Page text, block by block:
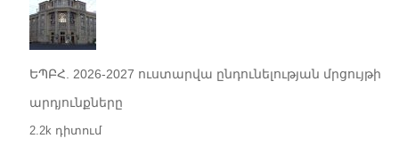
ԵՊԲՀ. 2026-2027 ուստարվա ընդունելության մրցույթի
արդյունքները
2.2k դիտում